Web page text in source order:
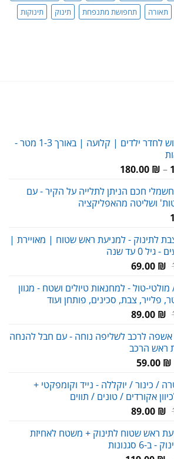
תאורה תחפושת מתנפחת תינוק תינוקות
כרית נחשוש לחדר ילדים | קלועה | באורך 1-3 מטר -
–
180.00 ₪
עד
חכם הניתן לתלייה על הקיר - עם
ושליטה מהאפליקציה
לתינוק - למניעת ראש שטוח | מאויירת |
0 עד שנה
המחיר
היה:
120.00 ₪.
69.00 ₪
המחיר
הוא:
69.00 ₪.
טול - למחנאות טיולים ושטח - מגוון
פלייר, צבת, סכינים, פותחן ועוד
המחיר
היה:
120.00 ₪.
89.00 ₪
המחיר
הוא:
89.00 ₪.
אשפה לרכב לשליפה נוחה - עם חבל להנחה
ראש הרכב
המחיר
היה:
80.00 ₪.
59.00 ₪
המחיר
הוא:
59.00 ₪.
/ כינור / יוקללה - נייד וקומפקטי +
אקורדים / טונים / תווים
המחיר
היה:
119.00 ₪.
89.00 ₪
המחיר
הוא:
89.00 ₪.
ראש שטוח לתינוק + משטח לאחיזת
6 סגנונות